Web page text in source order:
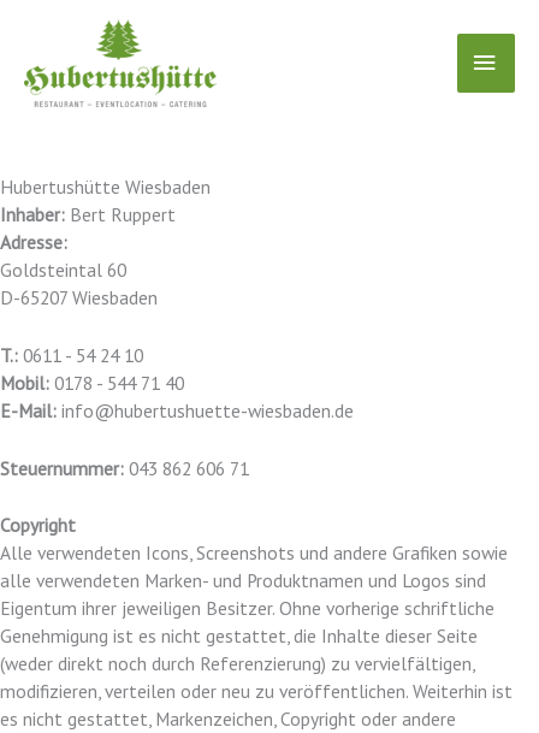
springen
Hubertushütte Wiesbaden
Inhaber: Bert Ruppert
Adresse:
Goldsteintal 60
D-65207 Wiesbaden
T.: 0611 - 54 24 10
Mobil: 0178 - 544 71 40
E-Mail: info@hubertushuette-wiesbaden.de
Steuernummer: 043 862 606 71
Copyright
Alle verwendeten Icons, Screenshots und andere Grafiken sowie
alle verwendeten Marken- und Produktnamen und Logos sind
Eigentum ihrer jeweiligen Besitzer. Ohne vorherige schriftliche
Genehmigung ist es nicht gestattet, die Inhalte dieser Seite
(weder direkt noch durch Referenzierung) zu vervielfältigen,
modifizieren, verteilen oder neu zu veröffentlichen. Weiterhin ist
es nicht gestattet, Markenzeichen, Copyright oder andere